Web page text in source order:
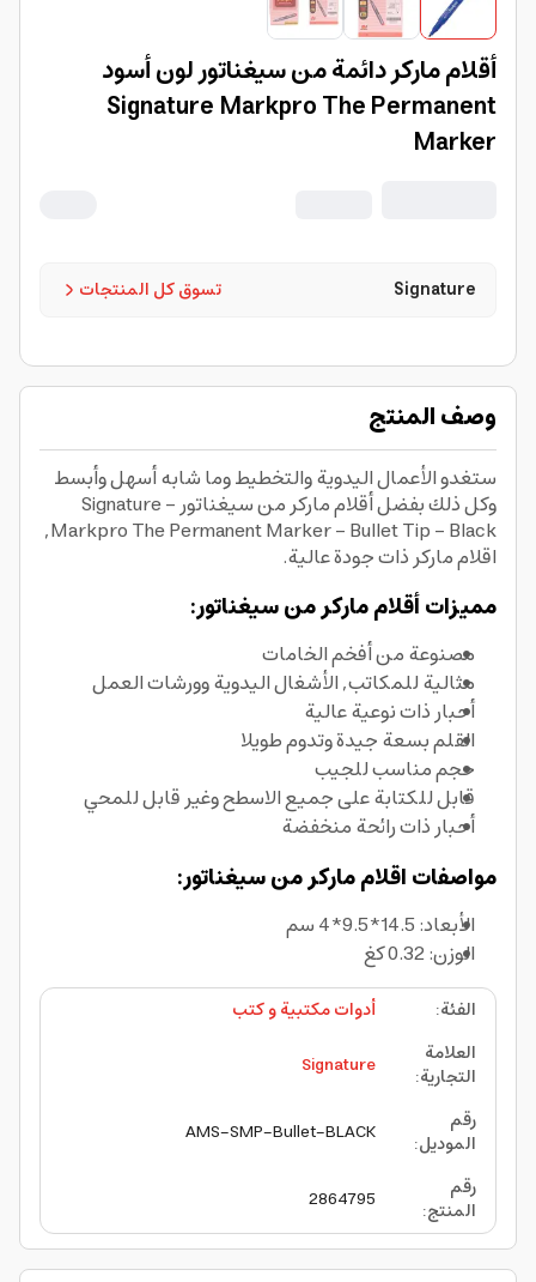
أقلام ماركر دائمة من سيغناتور لون أسود
Signature Markpro The Permanent
Marker
تسوق كل المنتجات Signature
وصف المنتج
ستغدو الأعمال اليدوية والتخطيط وما شابه أسهل وأبسط
وكل ذلك بفضل أقلام ماركر من سيغناتور Signature -
Markpro The Permanent Marker - Bullet Tip - Black,
اقلام ماركر ذات جودة عالية.
مميزات أقلام ماركر من سيغناتور:
مصنوعة من أفخم الخامات
مثالية للمكاتب, الأشغال اليدوية وورشات العمل
أحبار ذات نوعية عالية
القلم بسعة جيدة وتدوم طويلا
حجم مناسب للجيب
قابل للكتابة على جميع الاسطح وغير قابل للمحي
أحبار ذات رائحة منخفضة
مواصفات اقلام ماركر من سيغناتور:
الأبعاد: 14.5*9.5*4 سم
الوزن: 0.32 كغ
الفئة:
أدوات مكتبية و كتب
العلامة
التجارية:
Signature
رقم
الموديل:
AMS-SMP-Bullet-BLACK
رقم
المنتج:
2864795